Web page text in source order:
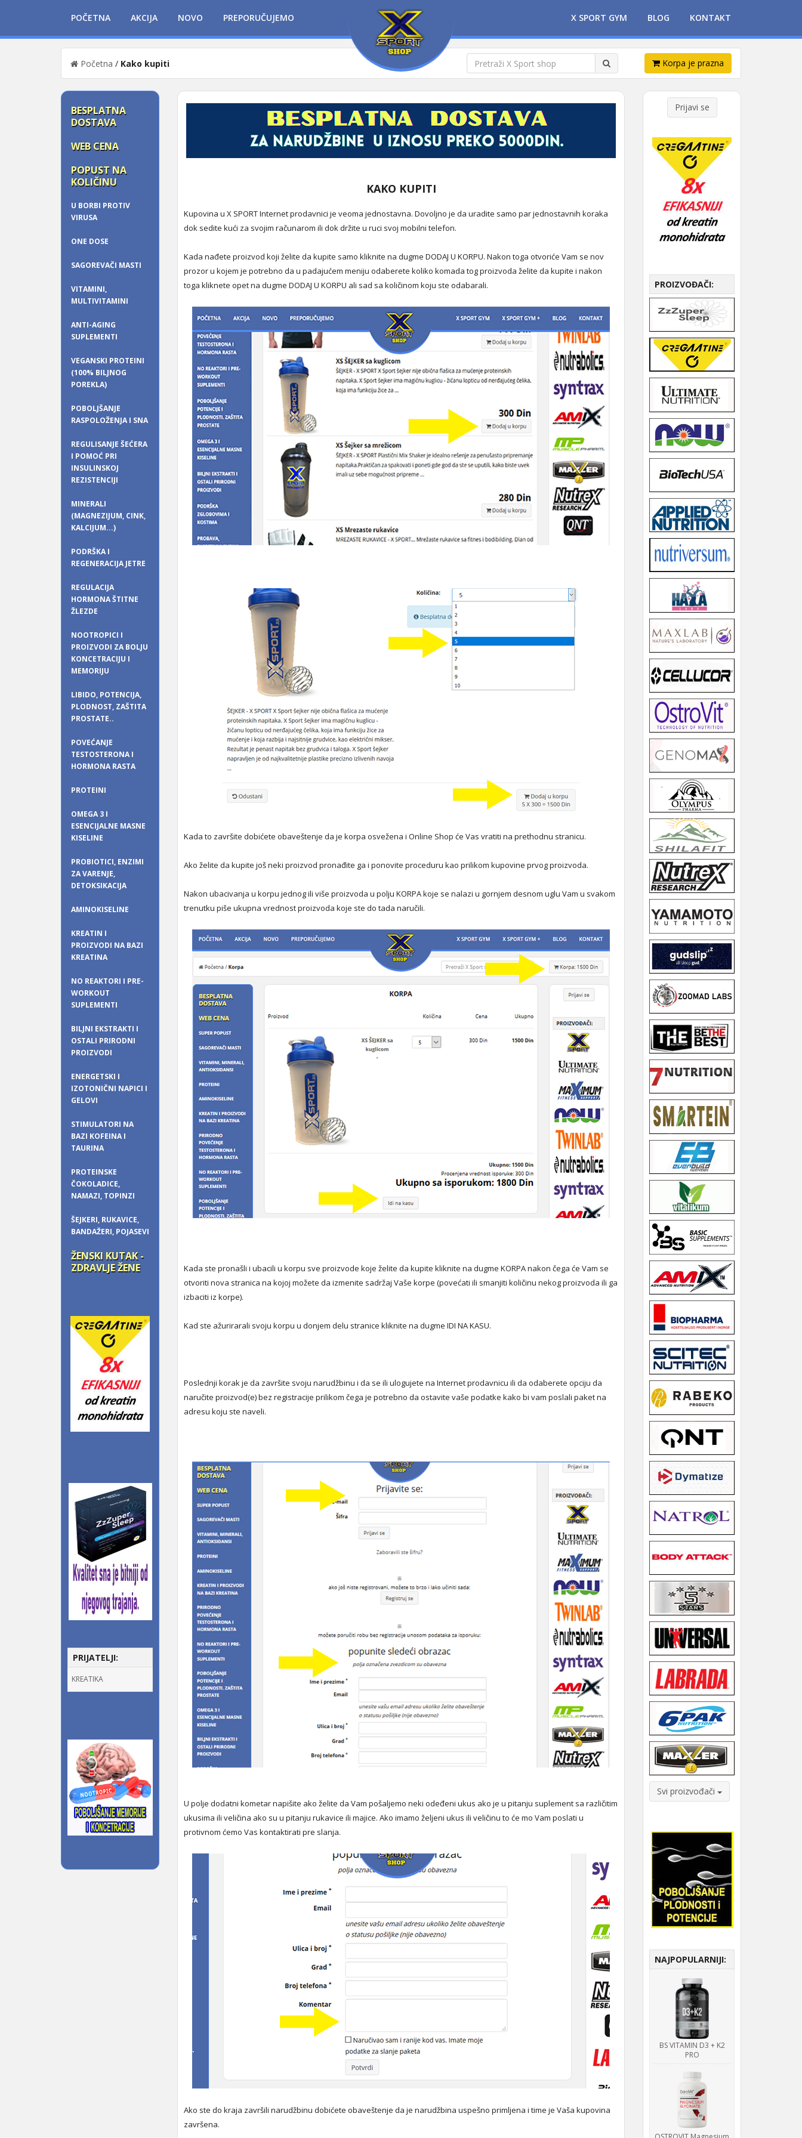
POČETNA AKCIJA NOVO PREPORUČUJEMO X SPORT GYM BLOG KONTAKT
Početna / Kako kupiti Korpa je prazna
BESPLATNA
DOSTAVA
WEB CENA
POPUST NA
KOLIČINU
U BORBI PROTIV
VIRUSA
ONE DOSE
SAGOREVAČI MASTI
VITAMINI,
MULTIVITAMINI
ANTI-AGING
SUPLEMENTI
VEGANSKI PROTEINI
(100% BILJNOG
POREKLA)
POBOLJŠANJE
RASPOLOŽENJA I SNA
REGULISANJE ŠEĆERA
I POMOĆ PRI
INSULINSKOJ
REZISTENCIJI
MINERALI
(MAGNEZIJUM, CINK,
KALCIJUM...)
PODRŠKA I
REGENERACIJA JETRE
REGULACIJA
HORMONA ŠTITNE
ŽLEZDE
NOOTROPICI I
PROIZVODI ZA BOLJU
KONCETRACIJU I
MEMORIJU
LIBIDO, POTENCIJA,
PLODNOST, ZAŠTITA
PROSTATE..
POVEĆANJE
TESTOSTERONA I
HORMONA RASTA
PROTEINI
OMEGA 3 I
ESENCIJALNE MASNE
KISELINE
PROBIOTICI, ENZIMI
ZA VARENJE,
DETOKSIKACIJA
AMINOKISELINE
KREATIN I
PROIZVODI NA BAZI
KREATINA
NO REAKTORI I PRE-
WORKOUT
SUPLEMENTI
BILJNI EKSTRAKTI I
OSTALI PRIRODNI
PROIZVODI
ENERGETSKI I
IZOTONIČNI NAPICI I
GELOVI
STIMULATORI NA
BAZI KOFEINA I
TAURINA
PROTEINSKE
ČOKOLADICE,
NAMAZI, TOPINZI
ŠEJKERI, RUKAVICE,
BANDAŽERI, POJASEVI
ŽENSKI KUTAK -
ZDRAVLJE ŽENE
PRIJATELJI:
KREATIKA
KAKO KUPITI
Kupovina u X SPORT Internet prodavnici je veoma jednostavna. Dovoljno je da uradite samo par jednostavnih koraka
dok sedite kući za svojim računarom ili dok držite u ruci svoj mobilni telefon.
Kada nađete proizvod koji želite da kupite samo kliknite na dugme DODAJ U KORPU. Nakon toga otvoriće Vam se nov
prozor u kojem je potrebno da u padajućem meniju odaberete koliko komada tog proizvoda želite da kupite i nakon
toga kliknete opet na dugme DODAJ U KORPU ali sad sa količinom koju ste odabarali.
Kada to završite dobićete obaveštenje da je korpa osvežena i Online Shop će Vas vratiti na prethodnu stranicu.
Ako želite da kupite još neki proizvod pronađite ga i ponovite proceduru kao prilikom kupovine prvog proizvoda.
Nakon ubacivanja u korpu jednog ili više proizvoda u polju KORPA koje se nalazi u gornjem desnom uglu Vam u svakom
trenutku piše ukupna vrednost proizvoda koje ste do tada naručili.
Kada ste pronašli i ubacili u korpu sve proizvode koje želite da kupite kliknite na dugme KORPA nakon čega će Vam se
otvoriti nova stranica na kojoj možete da izmenite sadržaj Vaše korpe (povećati ili smanjiti količinu nekog proizvoda ili ga
izbaciti iz korpe).
Kad ste ažurirarali svoju korpu u donjem delu stranice kliknite na dugme IDI NA KASU.
Poslednji korak je da završite svoju narudžbinu i da se ili ulogujete na Internet prodavnicu ili da odaberete opciju da
naručite proizvod(e) bez registracije prilikom čega je potrebno da ostavite vaše podatke kako bi vam poslali paket na
adresu koju ste naveli.
U polje dodatni kometar napišite ako želite da Vam pošaljemo neki odeđeni ukus ako je u pitanju suplement sa različitim
ukusima ili veličina ako su u pitanju rukavice ili majice. Ako imamo željeni ukus ili veličinu to će mo Vam poslati u
protivnom ćemo Vas kontaktirati pre slanja.
Ako ste do kraja završili narudžbinu dobićete obaveštenje da je narudžbina uspešno primljena i time je Vaša kupovina
završena.
Prijavi se
PROIZVOĐAČI:
Svi proizvođači
NAJPOPULARNIJI:
BS VITAMIN D3 + K2
PRO